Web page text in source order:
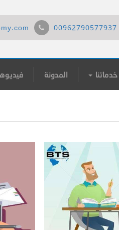
00962790577937
خدماتنا المدونة